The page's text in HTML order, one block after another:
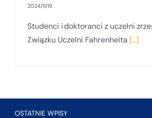
2024/11/19
Studenci i doktoranci z uczelni
Związku Uczelni Fahrenheita [...]
OSTATNIE WPISY